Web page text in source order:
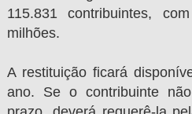
115.831 contribuintes,
milhões.
A restituição ficará
ano. Se o contribuinte